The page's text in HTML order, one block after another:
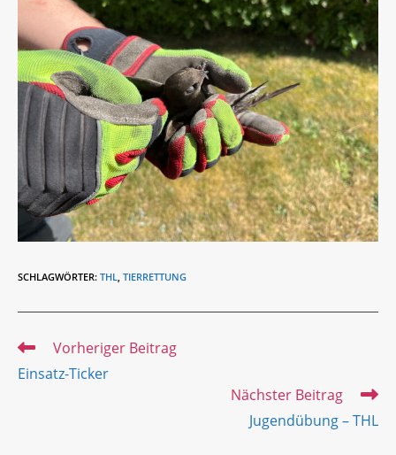
SCHLAGWÖRTER: THL TIERRETTUNG
Weitere
ansehen
Vorheriger Beitrag
Einsatz-Ticker
Nächster Beitrag
Jugendübung – THL